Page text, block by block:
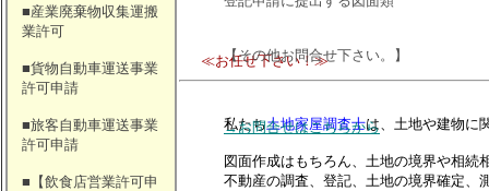
≪お任せ下さい！≫
私たち土地家屋調査士は、土地や建物に
図面作成はもちろん、土地の境界や相続
不動産の調査、登記、土地の境界確定、
■産業廃棄物収集運搬
業許可
■貨物自動車運送事業
許可申請
■旅客自動車運送事業
許可申請
■【飲食店営業許可申
【その他お問合せ下さい。】
→お問合せはこちらから